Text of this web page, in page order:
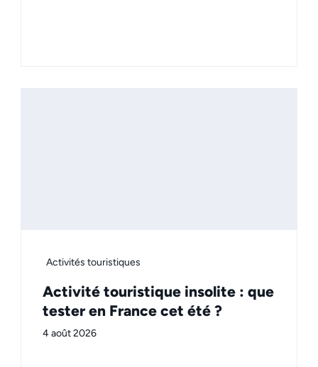
Activités touristiques
Activité touristique insolite : que
tester en France cet été ?
4 août 2026